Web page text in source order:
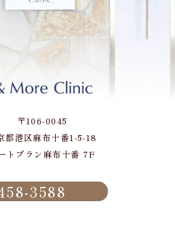
〒106-0045
都港区麻布十番1-5-18
トブラン麻布十番 7F
3588